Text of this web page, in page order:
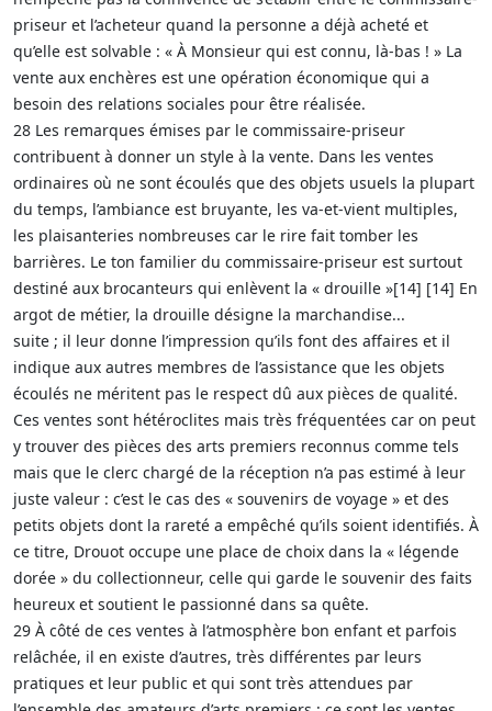
priseur et l’acheteur quand la personne a déjà acheté et
qu’elle est solvable : « À Monsieur qui est connu, là-bas ! » La
vente aux enchères est une opération économique qui a
besoin des relations sociales pour être réalisée.
28 Les remarques émises par le commissaire-priseur
contribuent à donner un style à la vente. Dans les ventes
ordinaires où ne sont écoulés que des objets usuels la plupart
du temps, l’ambiance est bruyante, les va-et-vient multiples,
les plaisanteries nombreuses car le rire fait tomber les
barrières. Le ton familier du commissaire-priseur est surtout
destiné aux brocanteurs qui enlèvent la « drouille »[14] [14] En
argot de métier, la drouille désigne la marchandise...
suite ; il leur donne l’impression qu’ils font des affaires et il
indique aux autres membres de l’assistance que les objets
écoulés ne méritent pas le respect dû aux pièces de qualité.
Ces ventes sont hétéroclites mais très fréquentées car on peut
y trouver des pièces des arts premiers reconnus comme tels
mais que le clerc chargé de la réception n’a pas estimé à leur
juste valeur : c’est le cas des « souvenirs de voyage » et des
petits objets dont la rareté a empêché qu’ils soient identifiés. À
ce titre, Drouot occupe une place de choix dans la « légende
dorée » du collectionneur, celle qui garde le souvenir des faits
heureux et soutient le passionné dans sa quête.
29 À côté de ces ventes à l’atmosphère bon enfant et parfois
relâchée, il en existe d’autres, très différentes par leurs
pratiques et leur public et qui sont très attendues par